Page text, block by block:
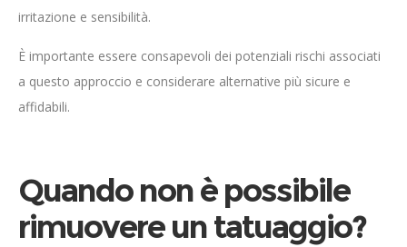
irritazione e sensibilità.
È importante essere consapevoli dei potenziali rischi associati
a questo approccio e considerare alternative più sicure e
affidabili.
Quando non è possibile
rimuovere un tatuaggio?